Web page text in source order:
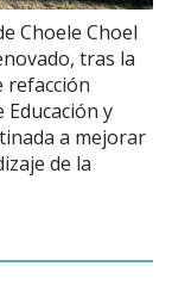
Choele Choel
tras la
refacción
y
a mejorar
de la